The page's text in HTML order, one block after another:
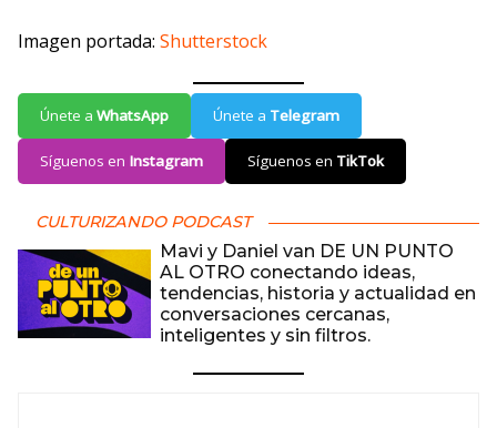
Imagen portada: Shutterstock
Únete a WhatsApp Únete a Telegram
Síguenos en Instagram Síguenos en TikTok
CULTURIZANDO PODCAST
Mavi y Daniel van DE UN PUNTO
AL OTRO conectando ideas,
tendencias, historia y actualidad en
conversaciones cercanas,
inteligentes y sin filtros.